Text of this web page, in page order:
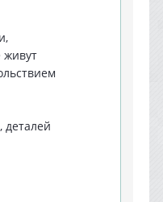
живут
деталей